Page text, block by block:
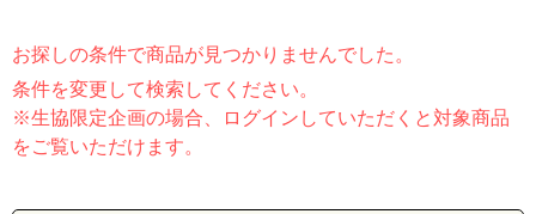
お探しの条件で商品が見つかりませんでした。
条件を変更して検索してください。
※生協限定企画の場合、ログインしていただくと対象商品
をご覧いただけます。